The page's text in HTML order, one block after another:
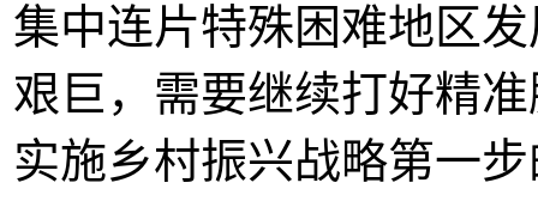
集中连片特殊困难地区
艰巨，需要继续打好精
实施乡村振兴战略第一